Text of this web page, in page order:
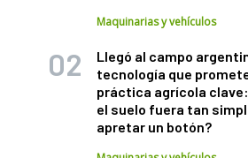
Maquinarias y vehículos
Llegó al campo
tecnología que
práctica agrícola
el suelo fuera tan
apretar un botón?